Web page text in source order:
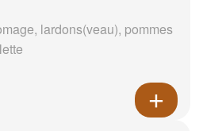
lardons(veau), pommes